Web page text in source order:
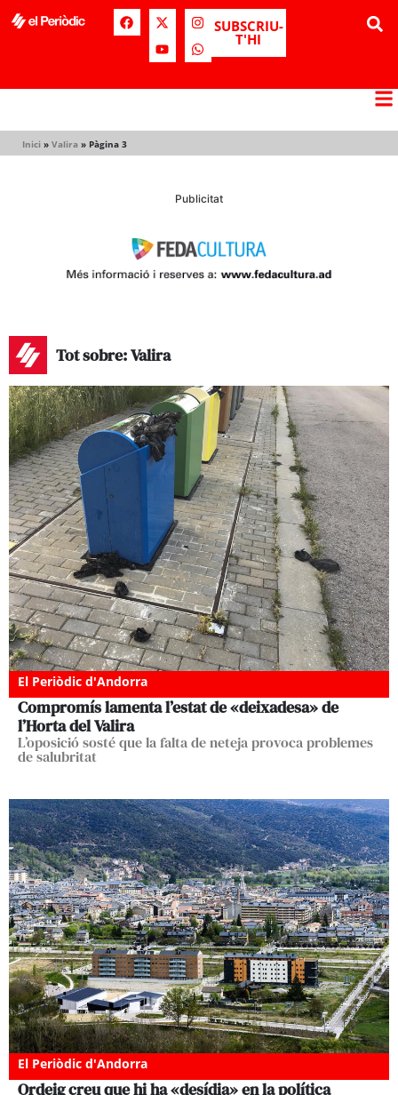
SUBSCRIU-
T'HI
Inici » Valira » Pàgina 3
Publicitat
Tot sobre: Valira
El Periòdic d'Andorra
Compromís lamenta l’estat de «deixadesa» de
l’Horta del Valira
L’oposició sosté que la falta de neteja provoca problemes
de salubritat
El Periòdic d'Andorra
Ordeig creu que hi ha «desídia» en la política